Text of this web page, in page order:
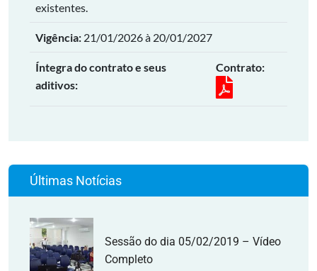
existentes.
Vigência: 21/01/2026 à 20/01/2027
Íntegra do contrato e seus
aditivos:
Contrato:
Últimas Notícias
Sessão do dia 05/02/2019 – Vídeo
Completo